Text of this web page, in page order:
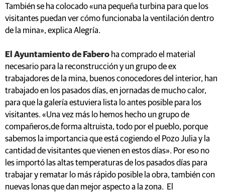
También se ha colocado «una pequeña turbina para que los
visitantes puedan ver cómo funcionaba la ventilación dentro
de la mina», explica Alegría.
El Ayuntamiento de Fabero ha comprado el material
necesario para la reconstrucción y un grupo de ex
trabajadores de la mina, buenos conocedores del interior, han
trabajado en los pasados días, en jornadas de mucho calor,
para que la galería estuviera lista lo antes posible para los
visitantes. «Una vez más lo hemos hecho un grupo de
compañeros,de forma altruista, todo por el pueblo, porque
sabemos la importancia que está cogiendo el Pozo Julia y la
cantidad de visitantes que vienen en estos días». Por eso no
les importó las altas temperaturas de los pasados días para
trabajar y rematar lo más rápido posible la obra, también con
nuevas lonas que dan mejor aspecto a la zona. El